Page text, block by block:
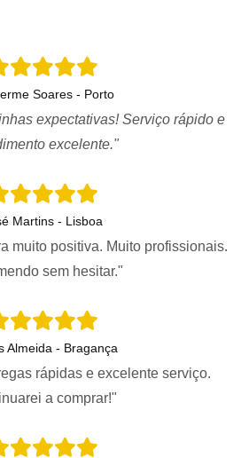
Soares - Porto
expectativas! Serviço rápido e
excelente."
Martins - Lisboa
muito positiva. Muito profissionais.
sem hesitar."
Almeida - Bragança
rápidas e excelente serviço.
a comprar!"